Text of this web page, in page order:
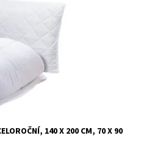
a polštář 70x90cm, vám
období. Přizpůsobí se tvaru
140 X 200 CM, 70 X 90